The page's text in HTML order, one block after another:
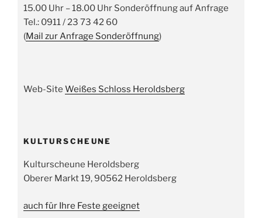
15.00 Uhr – 18.00 Uhr Sonderöffnung auf Anfrage
Tel.: 0911 / 23 73 42 60
(Mail zur Anfrage Sonderöffnung)
Web-Site Weißes Schloss Heroldsberg
KULTURSCHEUNE
Kulturscheune Heroldsberg
Oberer Markt 19, 90562 Heroldsberg
auch für Ihre Feste geeignet